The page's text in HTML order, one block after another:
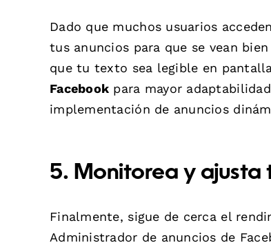
Dado que muchos usuarios
tus anuncios para que se vean
que tu texto sea legible en
Facebook para mayor
implementación de anuncios
5. Monitorea y ajusta
Finalmente, sigue de cerca el
Administrador de anuncios de